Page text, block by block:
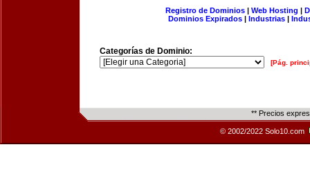
Registro de Dominios| Web Hosting |
Dominios Expirados | Industrias |
Categorías de Dominio:
[Pág.
** Precios
© 2002/2022 Solo10.com